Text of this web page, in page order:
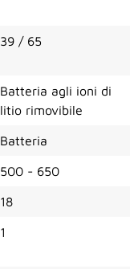
39 / 65
Batteria agli ioni di
litio rimovibile
Batteria
500 - 650
18
1